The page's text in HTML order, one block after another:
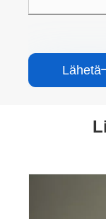
Lähetä